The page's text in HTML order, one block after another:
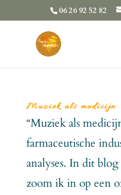
06 26 92 52 82
Muziek als medicijn
“Muziek als
farmaceutische
analyses. In dit
zoom ik in op een